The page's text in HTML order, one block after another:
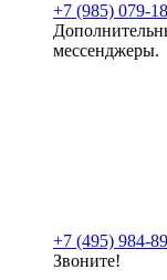
+7 (985) 079-
мессенджеры.
+7 (495) 984-
Звоните!